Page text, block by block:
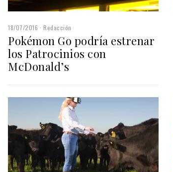
18/07/2016 Redacción
Pokémon Go podría estrenar
los Patrocinios con
McDonald’s